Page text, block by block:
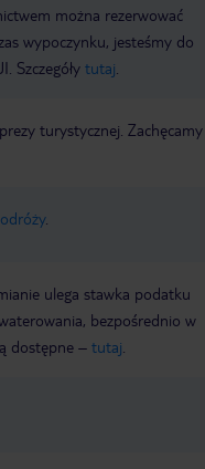
można rezerwować
wypoczynku, jesteśmy do
Szczegóły tutaj
turystycznej. Zachęcamy
.
ulega stawka podatku
bezpośrednio w
dostępne – tutaj